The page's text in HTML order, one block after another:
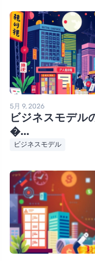
5月 9, 2026
ビジネスモデル
�...
ビジネスモデル